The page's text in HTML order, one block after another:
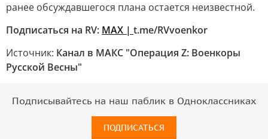
ранее обсуждавшегося плана остается неизвестной.
Подписаться на RV: MAX | t.me/RVvoenkor
Источник: Канал в МАКС "Операция Z: Военкоры
Русской Весны"
Подписывайтесь на наш паблик в Одноклассниках
ПОДПИСАТЬСЯ